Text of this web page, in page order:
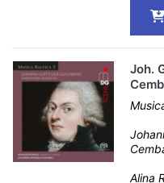
Joh.
Alina